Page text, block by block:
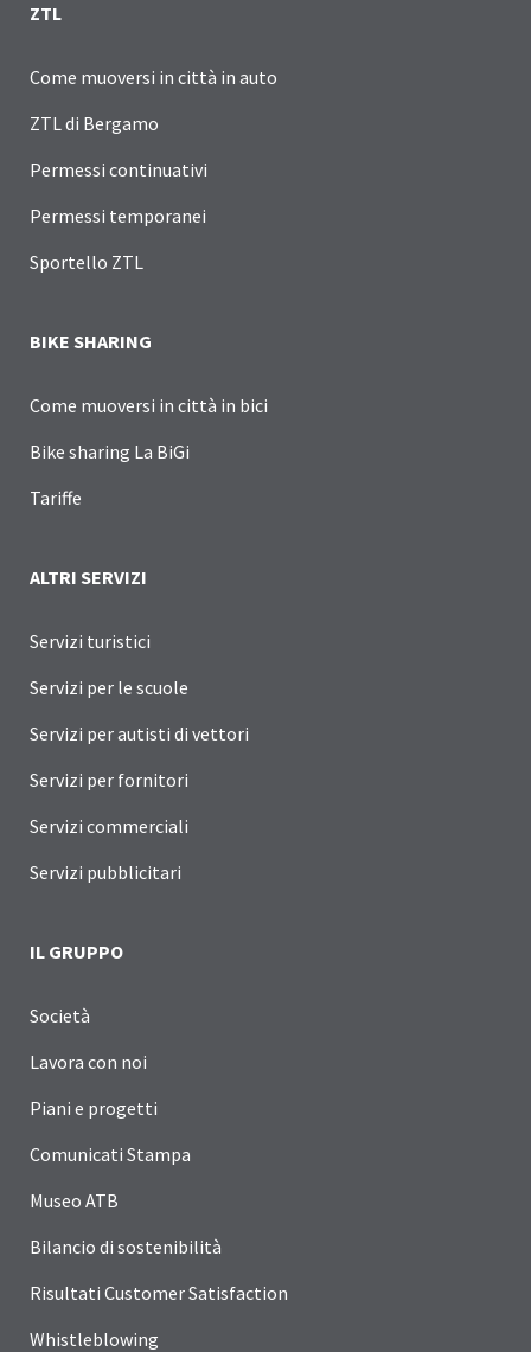
ZTL
Come muoversi in città in auto
ZTL di Bergamo
Permessi continuativi
Permessi temporanei
Sportello ZTL
BIKE SHARING
Come muoversi in città in bici
Bike sharing La BiGi
Tariffe
ALTRI SERVIZI
Servizi turistici
Servizi per le scuole
Servizi per autisti di vettori
Servizi per fornitori
Servizi commerciali
Servizi pubblicitari
IL GRUPPO
Società
Lavora con noi
Piani e progetti
Comunicati Stampa
Museo ATB
Bilancio di sostenibilità
Risultati Customer Satisfaction
Whistleblowing